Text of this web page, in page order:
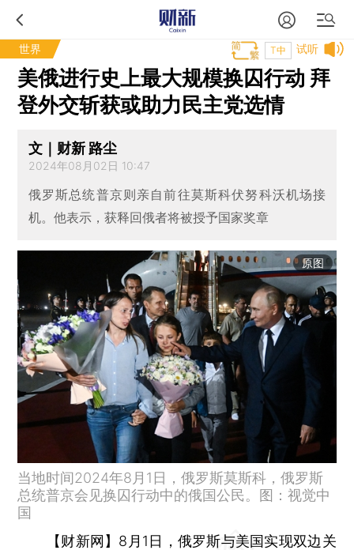
世界 试听
T中
美俄进行史上最大规模换囚行动 拜
登外交斩获或助力民主党选情
文｜财新 路尘
2024年08月02日 10:47
俄罗斯总统普京则亲自前往莫斯科伏努科沃机场接
机。他表示，获释回俄者将被授予国家奖章
原图
当地时间2024年8月1日，俄罗斯莫斯科，俄罗斯
总统普京会见换囚行动中的俄国公民。图：视觉中
国
【财新网】 8月1日，俄罗斯与美国实现双边关